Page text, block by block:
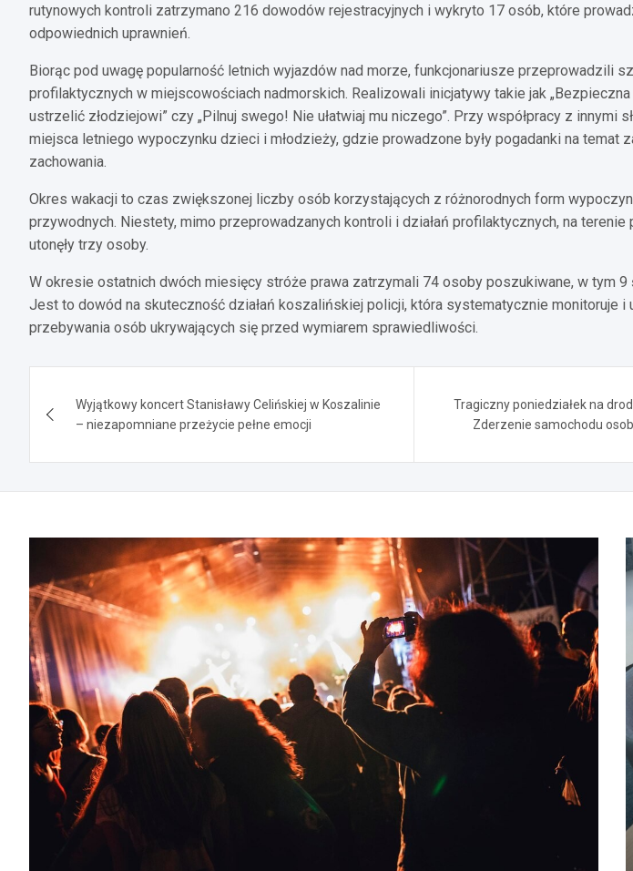
rutynowych kontroli zatrzymano 216 dowodów rejestracyjnych i wykryto 17 osób, które
odpowiednich uprawnień.
Biorąc pod uwagę popularność letnich wyjazdów nad morze, funkcjonariusze przeprowadzili
profilaktycznych w miejscowościach nadmorskich. Realizowali inicjatywy takie jak „Bezpieczna
ustrzelić złodziejowi” czy „Pilnuj swego! Nie ułatwiaj mu niczego”. Przy współpracy z innymi
miejsca letniego wypoczynku dzieci i młodzieży, gdzie prowadzone były pogadanki na temat
zachowania.
Okres wakacji to czas zwiększonej liczby osób korzystających z różnorodnych form
przywodnych. Niestety, mimo przeprowadzanych kontroli i działań profilaktycznych, na
utonęły trzy osoby.
W okresie ostatnich dwóch miesięcy stróże prawa zatrzymali 74 osoby poszukiwane, w tym
Jest to dowód na skuteczność działań koszalińskiej policji, która systematycznie monitoruje i
przebywania osób ukrywających się przed wymiarem sprawiedliwości.
wpisu
Wyjątkowy koncert Stanisławy Celińskiej w Koszalinie
– niezapomniane przeżycie pełne emocji
Tragiczny poniedziałek na
Zderzenie samochodu